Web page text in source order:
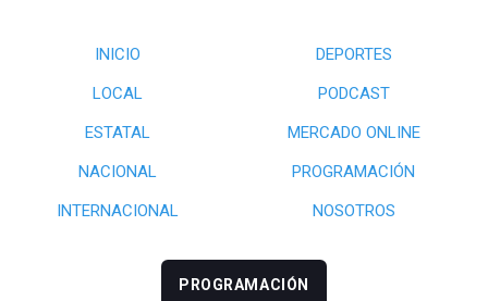
INICIO
DEPORTES
LOCAL
PODCAST
ESTATAL
MERCADO ONLINE
NACIONAL
PROGRAMACIÓN
INTERNACIONAL
NOSOTROS
PROGRAMACIÓN